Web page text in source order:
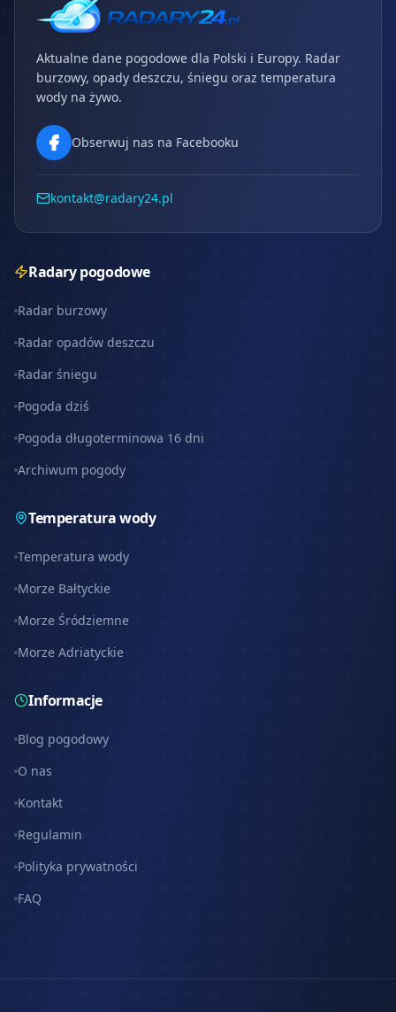
Aktualne dane pogodowe dla Polski i Europy. Radar
burzowy, opady deszczu, śniegu oraz temperatura
wody na żywo.
Obserwuj nas na Facebooku
kontakt@radary24.pl
Radary pogodowe
Radar burzowy
Radar opadów deszczu
Radar śniegu
Pogoda dziś
Pogoda długoterminowa 16 dni
Archiwum pogody
Temperatura wody
Temperatura wody
Morze Bałtyckie
Morze Śródziemne
Morze Adriatyckie
Informacje
Blog pogodowy
O nas
Kontakt
Regulamin
Polityka prywatności
FAQ